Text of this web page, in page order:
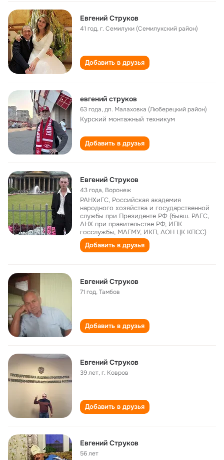
Евгений Струков
41 год,г. Семилуки (Семилукский район)
Добавить в друзья
евгений струков
63 года,дп. Малаховка (Люберецкий район)
Курский монтажный техникум
Добавить в друзья
Евгений Струков
43 года, Воронеж
РАНХиГС, Российская академия
народного хозяйства и государственной
службы при Президенте РФ (бывш. РАГС,
АНХ при правительстве РФ, ИПК
госслужбы, МАГМУ, ИКП, АОН ЦК КПСС)
Добавить в друзья
Евгений Струков
71 год,Тамбов
Добавить в друзья
Евгений Струков
39 лет,г. Ковров
Добавить в друзья
Евгений Струков
56 лет